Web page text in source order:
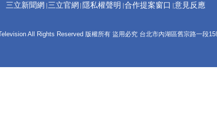
三立新聞網 三立官網 隱私權聲明 合作提案窗口 意見反應
All Rights Reserved 版權所有 盜用必究 台北市內湖區舊宗路一段